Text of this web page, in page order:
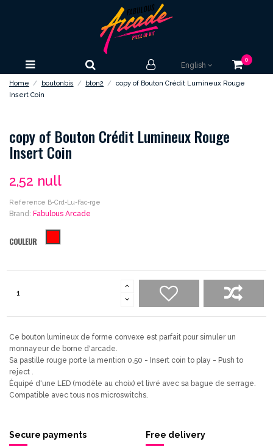
English
0
Home boutonbis bton2
copy of Bouton Crédit Lumineux Rouge
Insert Coin
copy of Bouton Crédit Lumineux Rouge
Insert Coin
2,52 null
Reference B-Crd-Lu-Fac-rge
Brand: Fabulous Arcade
COULEUR
Ce bouton lumineux de forme convexe est parfait pour simuler un
monnayeur de borne d'arcade.
Sa pastille rouge porte la mention 0,50 - Insert coin to play - Push to
reject .
Équipé d'une LED (modèle au choix) et livré avec sa bague de serrage.
Compatible avec tous nos microswitchs.
Secure payments Free delivery